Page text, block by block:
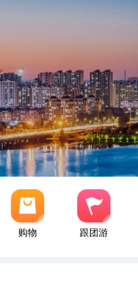
购物 跟团游